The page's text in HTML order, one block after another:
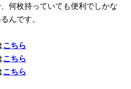
何枚持っていても便利でしかな
んです。
こちら
こちら
こちら